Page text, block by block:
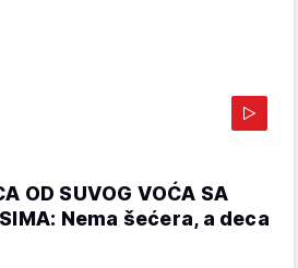
OD SUVOG VOĆA SA
Nema šećera, a deca